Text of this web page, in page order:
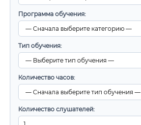
Программа обучения:
Тип обучения:
Количество часов:
Количество слушателей: